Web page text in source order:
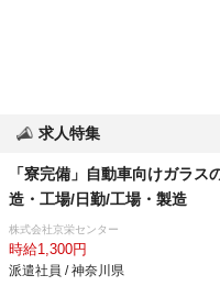
求人特集
「寮完備」自動車向けガラ
造・工場/日勤/工場・製造
株式会社京栄センター
時給1,300円
派遣社員 / 神奈川県